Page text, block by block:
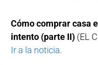
Cómo comprar casa
intento (parte II) (EL
Ir a la noticia.